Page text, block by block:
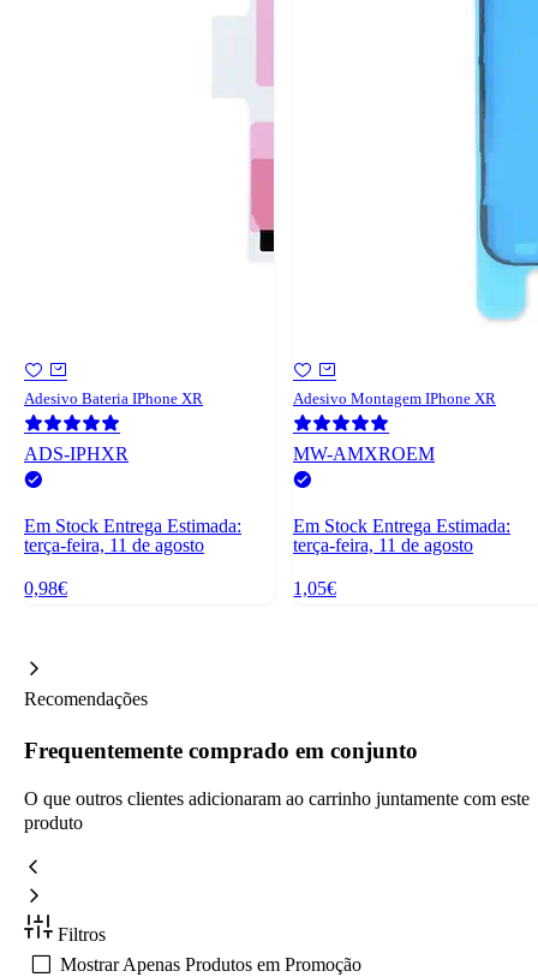
Adesivo Bateria IPhone XR
ADS-IPHXR
Em Stock Entrega Estimada:
terça-feira, 11 de agosto
0,98€
Adesivo Montagem IPhone XR
MW-AMXROEM
Em Stock Entrega Estimada:
terça-feira, 11 de agosto
1,05€
Recomendações
Frequentemente comprado em conjunto
O que outros clientes adicionaram ao carrinho juntamente com este
produto
Filtros
Mostrar Apenas Produtos em Promoção